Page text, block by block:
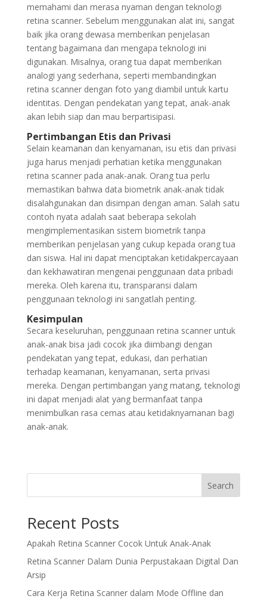
memahami dan merasa nyaman dengan teknologi
retina scanner. Sebelum menggunakan alat ini, sangat
baik jika orang dewasa memberikan penjelasan
tentang bagaimana dan mengapa teknologi ini
digunakan. Misalnya, orang tua dapat memberikan
analogi yang sederhana, seperti membandingkan
retina scanner dengan foto yang diambil untuk kartu
identitas. Dengan pendekatan yang tepat, anak-anak
akan lebih siap dan mau berpartisipasi.
Pertimbangan Etis dan Privasi
Selain keamanan dan kenyamanan, isu etis dan privasi
juga harus menjadi perhatian ketika menggunakan
retina scanner pada anak-anak. Orang tua perlu
memastikan bahwa data biometrik anak-anak tidak
disalahgunakan dan disimpan dengan aman. Salah satu
contoh nyata adalah saat beberapa sekolah
mengimplementasikan sistem biometrik tanpa
memberikan penjelasan yang cukup kepada orang tua
dan siswa. Hal ini dapat menciptakan ketidakpercayaan
dan kekhawatiran mengenai penggunaan data pribadi
mereka. Oleh karena itu, transparansi dalam
penggunaan teknologi ini sangatlah penting.
Kesimpulan
Secara keseluruhan, penggunaan retina scanner untuk
anak-anak bisa jadi cocok jika diimbangi dengan
pendekatan yang tepat, edukasi, dan perhatian
terhadap keamanan, kenyamanan, serta privasi
mereka. Dengan pertimbangan yang matang, teknologi
ini dapat menjadi alat yang bermanfaat tanpa
menimbulkan rasa cemas atau ketidaknyamanan bagi
anak-anak.
Search
Recent Posts
Apakah Retina Scanner Cocok Untuk Anak-Anak
Retina Scanner Dalam Dunia Perpustakaan Digital Dan
Arsip
Cara Kerja Retina Scanner dalam Mode Offline dan